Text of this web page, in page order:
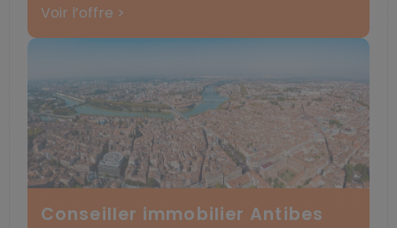
Voir l’offre >
Conseiller immobilier Antibes